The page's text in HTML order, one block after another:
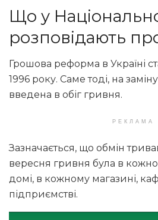
Що у
розповідають
Грошова реформа в Україні
1996 року. Саме тоді, на
введена в обіг гривня.
РЕКЛАМА
Зазначається, що обмін
вересня гривня була в
домі, в кожному магазині,
підприємстві.